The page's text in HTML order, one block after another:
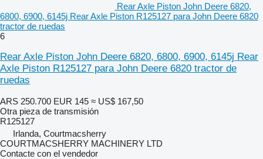
Rear Axle Piston John Deere 6820,
6800, 6900, 6145j Rear Axle Piston R125127 para John Deere 6820
tractor de ruedas
6
Rear Axle Piston John Deere 6820, 6800, 6900, 6145j Rear
Axle Piston R125127 para John Deere 6820 tractor de
ruedas
ARS 250.700 EUR 145 ≈ US$ 167,50
Otra pieza de transmisión
R125127
Irlanda, Courtmacsherry
COURTMACSHERRY MACHINERY LTD
Contacte con el vendedor